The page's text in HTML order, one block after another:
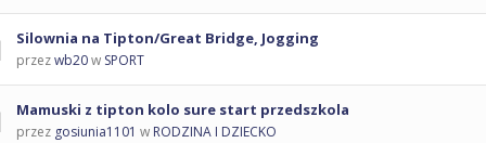
Silownia na Tipton/Great Bridge, Jogging
przezwb20w SPORT
Mamuski z tipton kolo sure start przedszkola
przez gosiunia1101 w RODZINA I DZIECKO